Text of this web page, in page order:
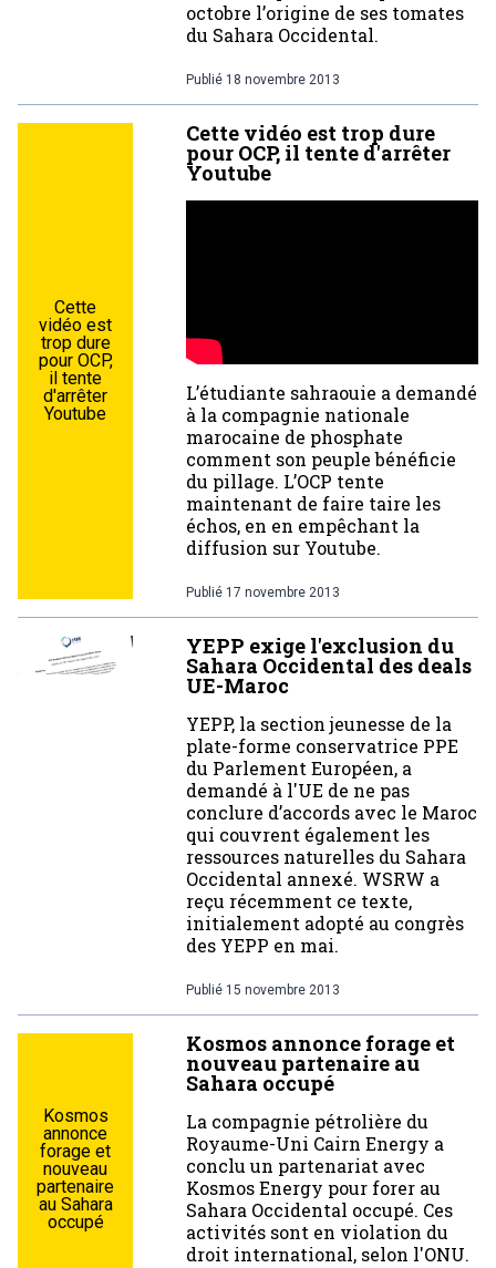
octobre l’origine de ses tomates
du Sahara Occidental.
Publié 18 novembre 2013
Cette
vidéo est
trop dure
pour OCP,
il tente
d'arrêter
Youtube
Cette vidéo est trop dure
pour OCP, il tente d'arrêter
Youtube
L’étudiante sahraouie a demandé
à la compagnie nationale
marocaine de phosphate
comment son peuple bénéficie
du pillage. L’OCP tente
maintenant de faire taire les
échos, en en empêchant la
diffusion sur Youtube.
Publié 17 novembre 2013
YEPP exige l'exclusion du
Sahara Occidental des deals
UE-Maroc
YEPP, la section jeunesse de la
plate-forme conservatrice PPE
du Parlement Européen, a
demandé à l'UE de ne pas
conclure d’accords avec le Maroc
qui couvrent également les
ressources naturelles du Sahara
Occidental annexé. WSRW a
reçu récemment ce texte,
initialement adopté au congrès
des YEPP en mai.
Publié 15 novembre 2013
Kosmos
annonce
forage et
nouveau
partenaire
au Sahara
occupé
Kosmos annonce forage et
nouveau partenaire au
Sahara occupé
La compagnie pétrolière du
Royaume-Uni Cairn Energy a
conclu un partenariat avec
Kosmos Energy pour forer au
Sahara Occidental occupé. Ces
activités sont en violation du
droit international, selon l'ONU.